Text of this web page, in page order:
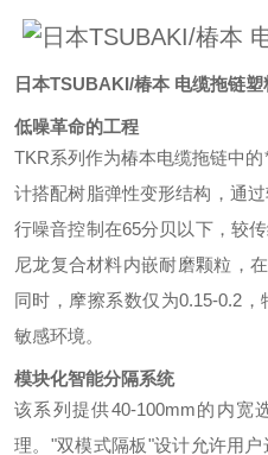
日本TSUBAKI/椿本 电缆拖链
低噪革命的工程
TKR系列作为椿本电缆拖链中
计搭配树脂弹性变形结构，通
行噪音控制在65分贝以下，较
尼龙复合材料内嵌耐磨颗粒，
同时，摩擦系数仅为0.15-0.2
敏感环境。
模块化智能分隔系统
该系列提供40-100mm的内宽
理。"双模式隔板"设计允许用